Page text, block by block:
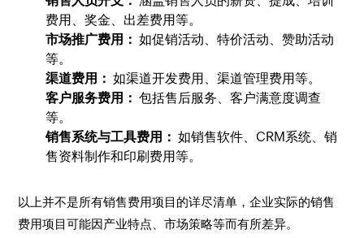
费用、奖金、出差费用等。
市场推广费用： 如促销活动、特价活动、赞助活动
等。
渠道费用： 如渠道开发费用、渠道管理费用等。
客户服务费用： 包括售后服务、客户满意度调查
等。
销售系统与工具费用： 如销售软件、CRM系统、销
售资料制作和印刷费用等。
以上并不是所有销售费用项目的详尽清单，企业实际的销售
费用项目可能因产业特点、市场策略等而有所差异。